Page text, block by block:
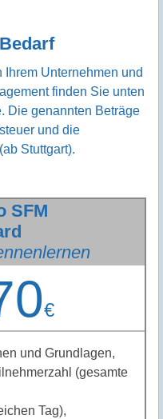
Unternehmen und
finden Sie unten
Die genannten Beträge
und die
Stuttgart).
SFM
€
und Grundlagen,
(gesamte
Tag),